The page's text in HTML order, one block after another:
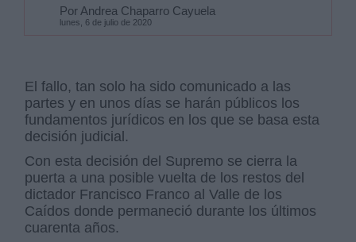
Por Andrea Chaparro Cayuela
lunes, 6 de julio de 2020
El fallo, tan solo ha sido comunicado a las
partes y en unos días se harán públicos los
fundamentos jurídicos en los que se basa esta
decisión judicial.
Con esta decisión del Supremo se cierra la
puerta a una posible vuelta de los restos del
dictador Francisco Franco al Valle de los
Caídos donde permaneció durante los últimos
cuarenta años.